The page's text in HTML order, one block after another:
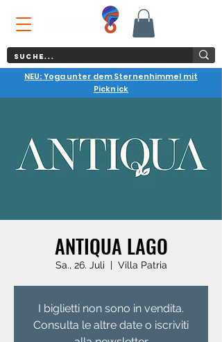
NEU: Yoga unter dem Sternenhimmel mit
Picknick
ANTIQUA LAGO
Sa., 26. Juli
  |
Villa Patria
I biglietti non sono in vendita.
Consulta le altre date o iscriviti